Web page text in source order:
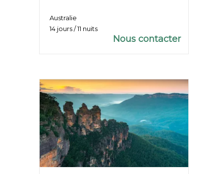
Australie
14 jours / 11 nuits
Nous contacter